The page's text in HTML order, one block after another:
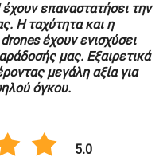
επαναστατήσει την
Η ταχύτητα και η
έχουν ενισχύσει
μας. Εξαιρετικά
μεγάλη αξία για
όγκου.
5.0